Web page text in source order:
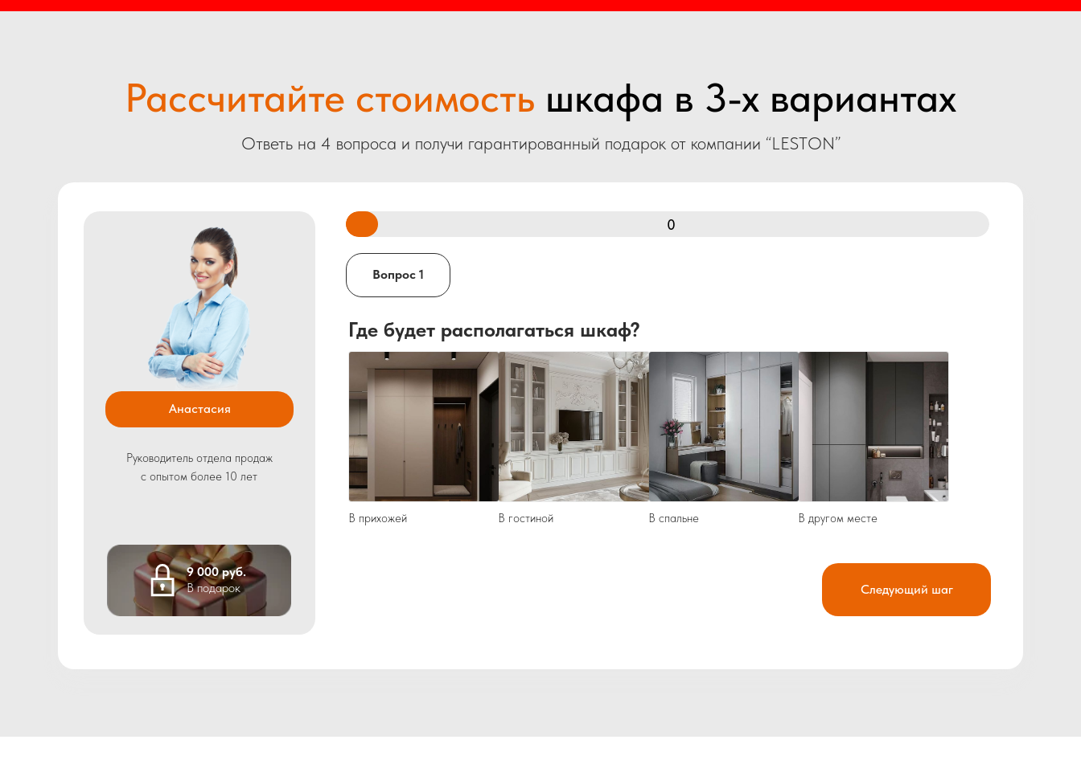
Ответь на 4 вопроса и получи гарантированный подарок от компании “LESTON”
Рассчитайте стоимость шкафа в 3-х вариантах
Руководитель отдела продаж
с опытом более 10 лет
9 000 руб.
В подарок
Анастасия
Где будет располагаться шкаф?
В прихожей В гостиной В спальне В другом месте
Вопрос 1
Следующий шаг
0